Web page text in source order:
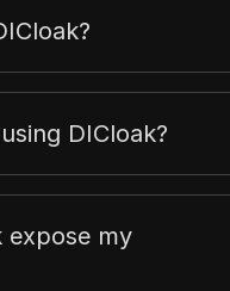
DICloak?
expose my